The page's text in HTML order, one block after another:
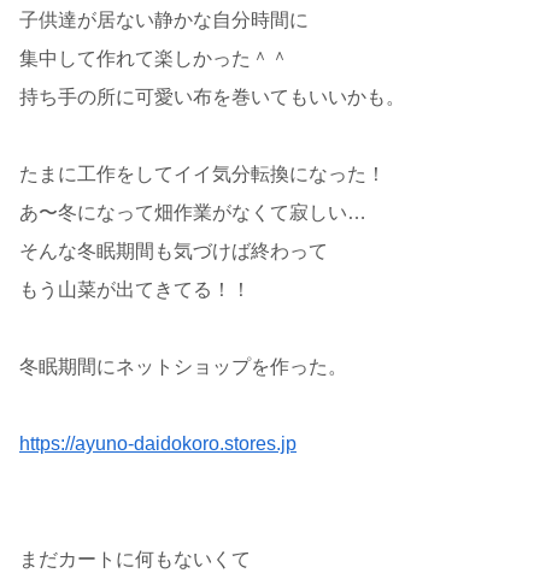
子供達が居ない静かな自分時間に
集中して作れて楽しかった＾＾
持ち手の所に可愛い布を巻いてもいいかも。
たまに工作をしてイイ気分転換になった！
あ〜冬になって畑作業がなくて寂しい…
そんな冬眠期間も気づけば終わって
もう山菜が出てきてる！！
冬眠期間にネットショップを作った。
https://ayuno-daidokoro.stores.jp
まだカートに何もないくて